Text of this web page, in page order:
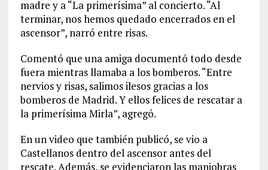
madre y a “La primerísima” al concierto. “Al
terminar, nos hemos quedado encerrados en el
ascensor”, narró entre risas.
Comentó que una amiga documentó todo desde
fuera mientras llamaba a los bomberos. “Entre
nervios y risas, salimos ilesos gracias a los
bomberos de Madrid. Y ellos felices de rescatar a
la primerísima Mirla”, agregó.
En un video que también publicó, se vio a
Castellanos dentro del ascensor antes del
rescate. Además, se evidenciaron las maniobras